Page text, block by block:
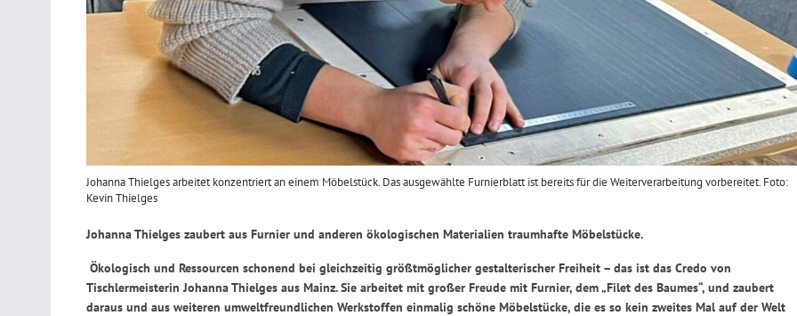
Johanna Thielges arbeitet konzentriert an einem Möbelstück. Das ausgewählte Furnierblatt ist bereits für die Weiterverarbeitung vorbereitet. Foto:
Kevin Thielges
Johanna Thielges zaubert aus Furnier und anderen ökologischen Materialien traumhafte Möbelstücke.
Ökologisch und Ressourcen schonend bei gleichzeitig größtmöglicher gestalterischer Freiheit – das ist das Credo von
Tischlermeisterin Johanna Thielges aus Mainz. Sie arbeitet mit großer Freude mit Furnier, dem „Filet des Baumes“, und zaubert
daraus und aus weiteren umweltfreundlichen Werkstoffen einmalig schöne Möbelstücke, die es so kein zweites Mal auf der Welt